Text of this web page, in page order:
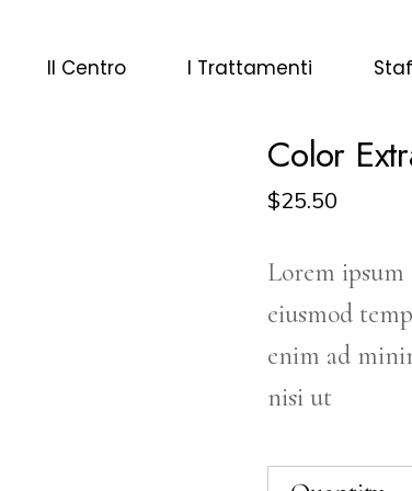
Il Centro I Trattamenti
Color
$25.50
Lorem
eiusmod
enim ad
nisi ut